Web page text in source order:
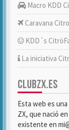
Macro KDD
Caravana
KDD´s
La iniciativa
CLUBZX.ES
Esta web es
ZX, que nació
existente en